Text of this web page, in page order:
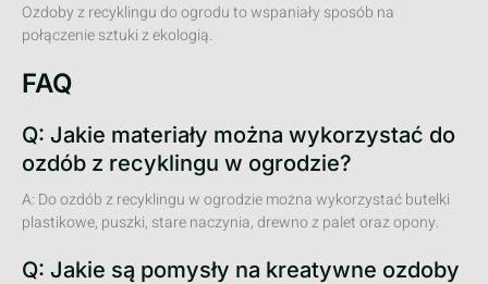
Ozdoby z recyklingu do ogrodu to wspaniały sposób na
połączenie sztuki z ekologią.
FAQ
Q: Jakie materiały można wykorzystać do
ozdób z recyklingu w ogrodzie?
A: Do ozdób z recyklingu w ogrodzie można wykorzystać butelki
plastikowe, puszki, stare naczynia, drewno z palet oraz opony.
Q: Jakie są pomysły na kreatywne ozdoby